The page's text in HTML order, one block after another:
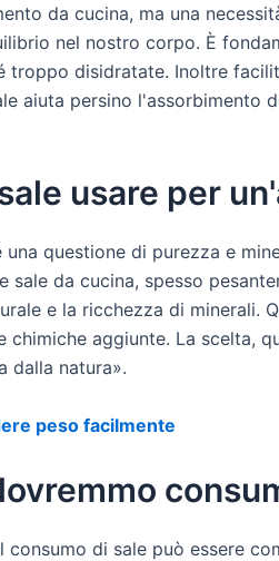
da cucina, ma una
nel nostro corpo. È
troppo disidratate. Inoltre
aiuta persino l'assorbimento
usare per
una questione di purezza e
sale da cucina, spesso
e la ricchezza di minerali.
chimiche aggiunte. La scelta,
dalla natura».
peso facilmente
consumo di sale può essere